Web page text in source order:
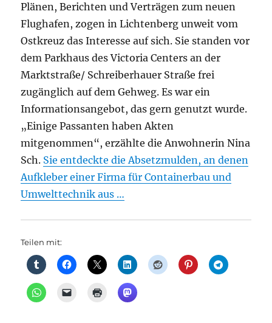
Plänen, Berichten und Verträgen zum neuen
Flughafen, zogen in Lichtenberg unweit vom
Ostkreuz das Interesse auf sich. Sie standen vor
dem Parkhaus des Victoria Centers an der
Marktstraße/ Schreiberhauer Straße frei
zugänglich auf dem Gehweg. Es war ein
Informationsangebot, das gern genutzt wurde.
„Einige Passanten haben Akten
mitgenommen“, erzählte die Anwohnerin Nina
Sch. Sie entdeckte die Absetzmulden, an denen
Aufkleber einer Firma für Containerbau und
Umwelttechnik aus …
Teilen mit: